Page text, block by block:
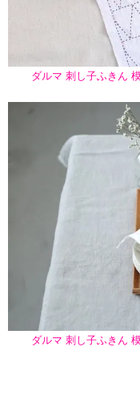
ダルマ 刺し子ふきん
ダルマ 刺し子ふきん